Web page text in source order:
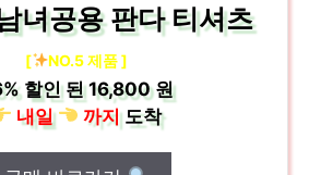
녀공용 판다 티셔츠
[ NO.5 제품 ]
할인 된16,800 원
내일
까지도착